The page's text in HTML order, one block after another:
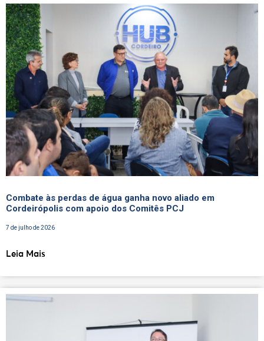
Combate às perdas de água ganha novo aliado em
Cordeirópolis com apoio dos Comitês PCJ
7 de julho de 2026
Leia Mais